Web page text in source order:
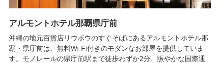
アルモントホテル那覇県庁前
沖縄の地元百貨店リウボウのすぐそばにあるアルモントホテル那
覇・県庁前は、無料Wi-Fi付きのモダンなお部屋を提供していま
す。モノレールの県庁前駅まで徒歩わずか2分、賑やかな国際通